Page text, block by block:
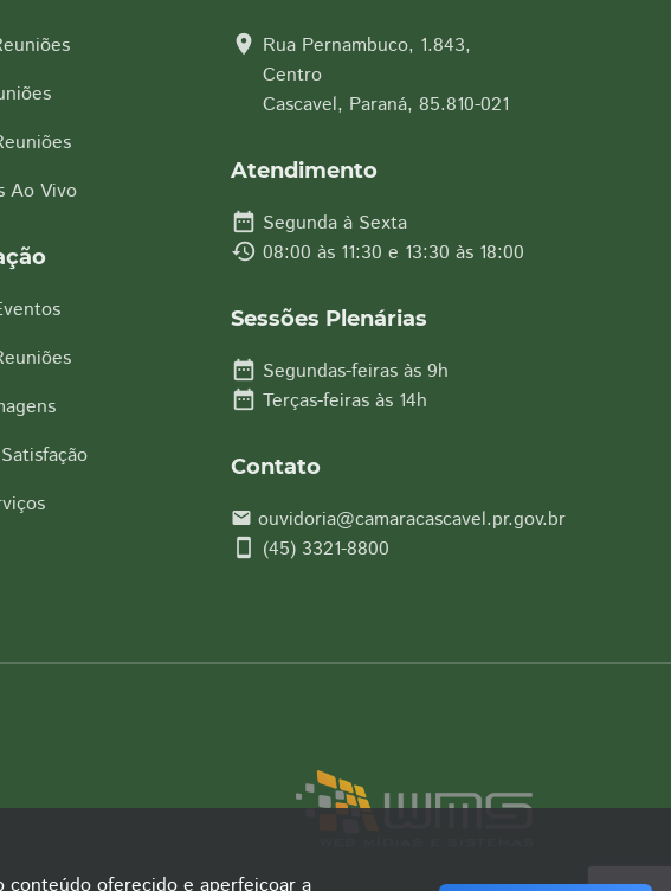
Ao Vivo
location_on Rua Pernambuco, 1.843,
Centro
Cascavel, Paraná, 85.810-021
Atendimento
date_range Segunda à Sexta
history 08:00 às 11:30 e 13:30 às 18:00
Sessões Plenárias
date_range Segundas-feiras às 9h
date_range Terças-feiras às 14h
Contato
email ouvidoria@camaracascavel.pr.gov.br
smartphone (45) 3321-8800